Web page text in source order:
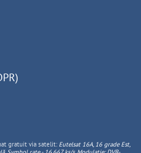
gratuit via satelit: Eutelsat 16A, 16 grade Est,